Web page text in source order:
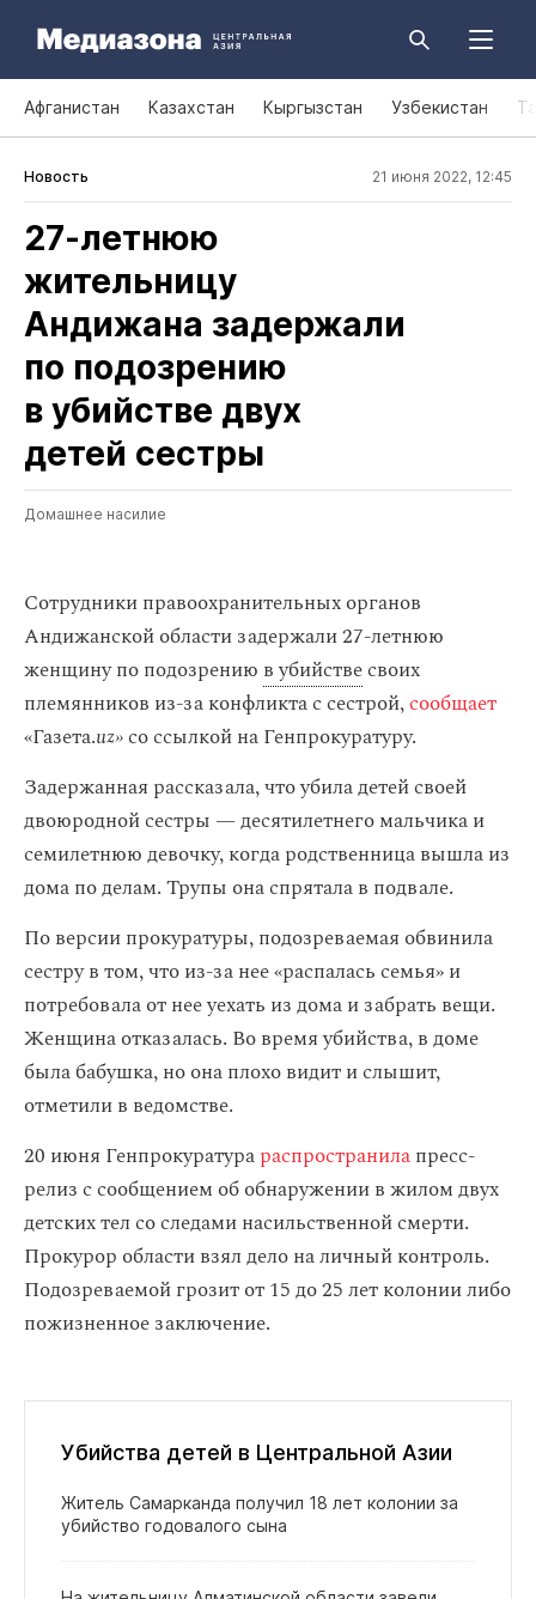
Афганистан Казахстан Кыргызстан Узбекистан
Новость 21 июня 2022, 12:45
27‑летнюю
жительницу
Андижана задержали
по подозрению
в убийстве двух
детей сестры
Домашнее насилие
Сотрудники правоохранительных органов
Андижанской области задержали 27-летнюю
женщину по подозрению в убийствесвоих
племянников из-за конфликта с сестрой,сообщает
«Газета.uz»со ссылкой на Генпрокуратуру.
Задержанная рассказала, что убила детей своей
двоюродной сестры — десятилетнего мальчика и
семилетнюю девочку, когда родственница вышла из
дома по делам. Трупы она спрятала в подвале.
По версии прокуратуры, подозреваемая обвинила
сестру в том, что из-за нее «распалась семья» и
потребовала от нее уехать из дома и забрать вещи.
Женщина отказалась. Во время убийства, в доме
была бабушка, но она плохо видит и слышит,
отметили в ведомстве.
20 июня Генпрокуратурараспространилапресс-
релиз с сообщением об обнаружении в жилом двух
детских тел со следами насильственной смерти.
Прокурор области взял дело на личный контроль.
Подозреваемой грозит от 15 до 25 лет колонии либо
пожизненное заключение.
Убийства детей в Центральной Азии
Житель Самарканда получил 18 лет колонии за
убийство годовалого сына